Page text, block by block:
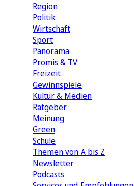
Region
Politik
Wirtschaft
Sport
Panorama
Promis & TV
Freizeit
Gewinnspiele
Kultur & Medien
Ratgeber
Meinung
Green
Schule
Themen von A bis Z
Newsletter
Podcasts